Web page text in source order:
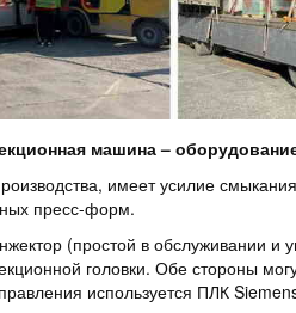
машина –
имеет усилие
пресс-форм.
(простой в обслуживании и
головки. Обе стороны
используется ПЛК